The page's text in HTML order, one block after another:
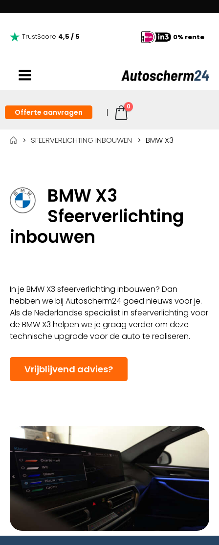
TrustScore 4,5 / 5 0% rente
Offerte aanvragen
0
SFEERVERLICHTING INBOUWEN BMW X3
BMW X3
Sfeerverlichting
inbouwen
In je BMW X3 sfeerverlichting inbouwen? Dan
hebben we bij Autoscherm24 goed nieuws voor je.
Als de Nederlandse specialist in sfeerverlichting voor
de BMW X3 helpen we je graag verder om deze
technische upgrade voor de auto te realiseren.
Vrijblijvend advies?